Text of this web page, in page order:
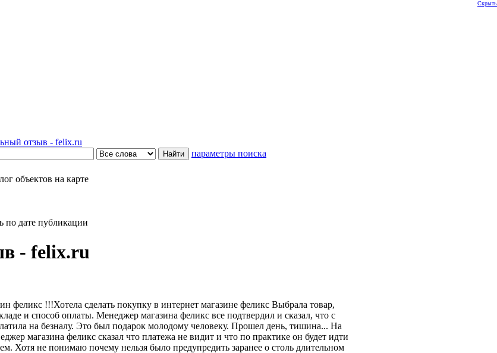
отзыв - felix.ru
параметры поиска
объектов на карте
по дате публикации
Скрыть
- felix.ru
феликс !!!Хотела сделать покупку в интернет магазине феликс Выбрала товар,
и способ оплаты. Менеджер магазина феликс все подтвердил и сказал, что с
на безналу. Это был подарок молодому человеку. Прошел день, тишина... На
магазина феликс сказал что платежа не видит и что по практике он будет идти
Хотя не понимаю почему нельзя было предупредить заранее о столь длительном